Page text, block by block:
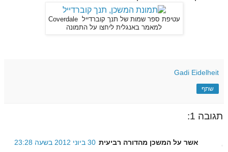
עטיפת ספר שמות של תנך קוברדייל Coverdale
למאמר באנגלית ליחצו על התמונה
Gadi Eidelheit
שתף
תגובה 1:
אשר על המשכן מהדורה רביעית 30 ביוני 2012 בשעה 23:28